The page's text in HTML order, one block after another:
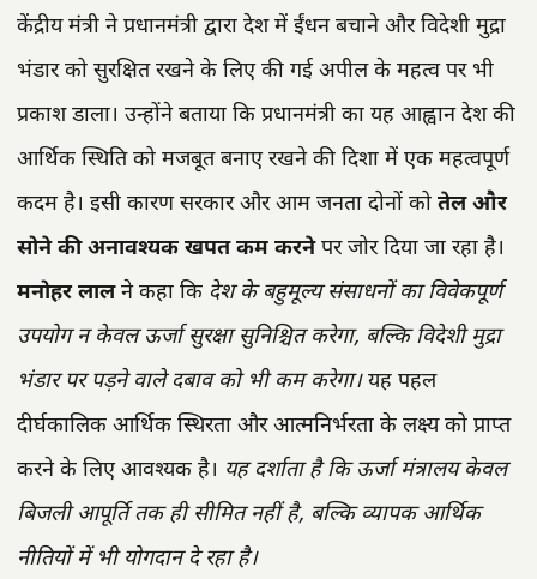
केंद्रीय मंत्री ने प्रधानमंत्री द्वारा देश में ईंधन बचाने और विदेशी मुद्रा
भंडार को सुरक्षित रखने के लिए की गई अपील के महत्व पर भी
प्रकाश डाला। उन्होंने बताया कि प्रधानमंत्री का यह आह्वान देश की
आर्थिक स्थिति को मजबूत बनाए रखने की दिशा में एक महत्वपूर्ण
कदम है। इसी कारण सरकार और आम जनता दोनों को तेल और
सोने की अनावश्यक खपत कम करनेपर जोर दिया जा रहा है।
मनोहर लालने कहा कि देश के बहुमूल्य संसाधनों का विवेकपूर्ण
उपयोग न केवल ऊर्जा सुरक्षा सुनिश्चित करेगा, बल्कि विदेशी मुद्रा
भंडार पर पड़ने वाले दबाव को भी कम करेगा।यह पहल
दीर्घकालिक आर्थिक स्थिरता और आत्मनिर्भरता के लक्ष्य को प्राप्त
करने के लिए आवश्यक है। यह दर्शाता है कि ऊर्जा मंत्रालय केवल
बिजली आपूर्ति तक ही सीमित नहीं है, बल्कि व्यापक आर्थिक
नीतियों में भी योगदान दे रहा है।